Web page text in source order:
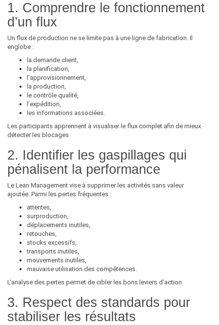
1. Comprendre le fonctionnement
d’un flux
Un flux de production ne se limite pas à une ligne de fabrication. Il
englobe :
la demande client,
la planification,
l’approvisionnement,
la production,
le contrôle qualité,
l’expédition,
les informations associées.
Les participants apprennent à visualiser le flux complet afin de mieux
détecter les blocages.
2. Identifier les gaspillages qui
pénalisent la performance
Le Lean Management vise à supprimer les activités sans valeur
ajoutée. Parmi les pertes fréquentes :
attentes,
surproduction,
déplacements inutiles,
retouches,
stocks excessifs,
transports inutiles,
mouvements inutiles,
mauvaise utilisation des compétences.
L’analyse des pertes permet de cibler les bons leviers d’action.
3. Respect des standards pour
stabiliser les résultats